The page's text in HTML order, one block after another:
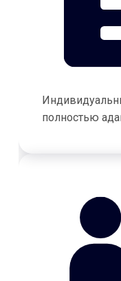
полностью